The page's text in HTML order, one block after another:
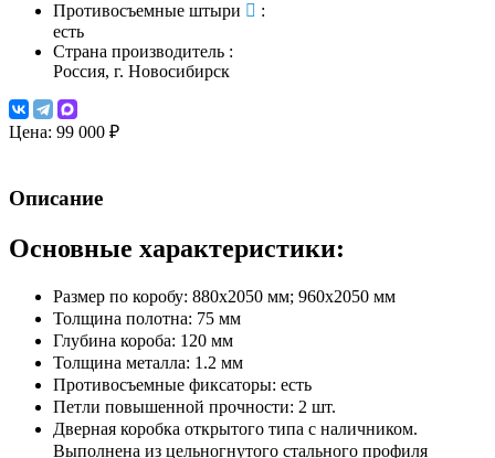
Противосъемные штыри
:
есть
Страна производитель :
Россия, г. Новосибирск
Цена: 99 000 ₽
Описание
Основные характеристики:
Размер по коробу: 880х2050 мм; 960х2050 мм
Толщина полотна: 75 мм
Глубина короба: 120 мм
Толщина металла: 1.2 мм
Противосъемные фиксаторы: есть
Петли повышенной прочности: 2 шт.
Дверная коробка открытого типа с наличником.
Выполнена из цельногнутого стального профиля